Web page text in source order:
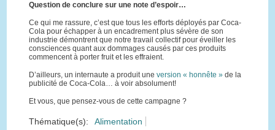
Question de conclure sur une note d’espoir…
Ce qui me rassure, c’est que tous les efforts déployés par Coca-
Cola pour échapper à un encadrement plus sévère de son
industrie démontrent que notre travail collectif pour éveiller les
consciences quant aux dommages causés par ces produits
commencent à porter fruit et les effraient.
D’ailleurs, un internaute a produit une version « honnête »de la
publicité de Coca-Cola… à voir absolument!
Et vous, que pensez-vous de cette campagne ?
Thématique(s):
Alimentation